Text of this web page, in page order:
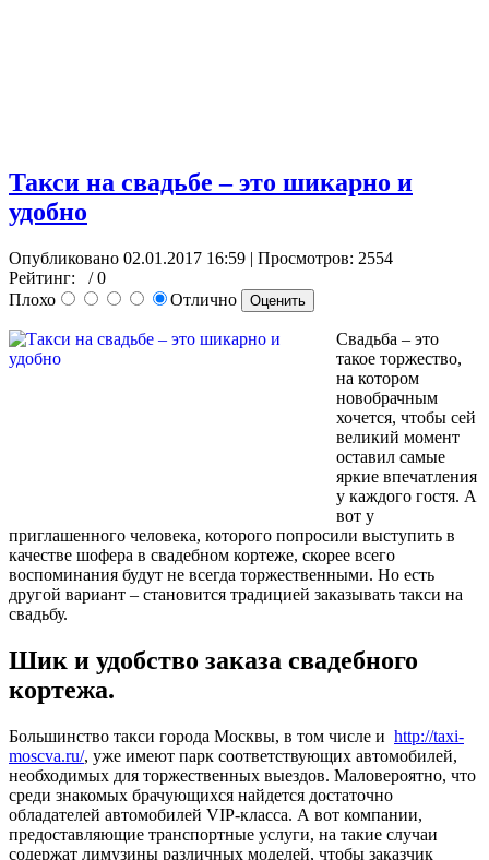
Такси на свадьбе – это шикарно и
удобно
Опубликовано 02.01.2017 16:59 | Просмотров: 2554
Рейтинг:
/ 0
Плохо
Отлично
Свадьба – это
такое торжество,
на котором
новобрачным
хочется, чтобы сей
великий момент
оставил самые
яркие впечатления
у каждого гостя. А
вот у
приглашенного человека, которого попросили выступить в
качестве шофера в свадебном кортеже, скорее всего
воспоминания будут не всегда торжественными. Но есть
другой вариант – становится традицией заказывать такси на
свадьбу.
Шик и удобство заказа свадебного
кортежа.
Большинство такси города Москвы, в том числе и http://taxi-
moscva.ru/, уже имеют парк соответствующих автомобилей,
необходимых для торжественных выездов. Маловероятно, что
среди знакомых брачующихся найдется достаточно
обладателей автомобилей VIP-класса. А вот компании,
предоставляющие транспортные услуги, на такие случаи
содержат лимузины различных моделей, чтобы заказчик